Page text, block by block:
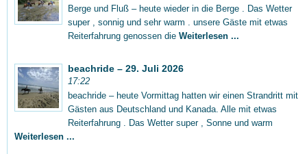
Berge und Fluß – heute wieder in die Berge . Das Wetter
super , sonnig und sehr warm . unsere Gäste mit etwas
Reiterfahrung genossen die Weiterlesen ...
beachride – 29. Juli 2026
17:22
beachride – heute Vormittag hatten wir einen Strandritt mit
Gästen aus Deutschland und Kanada. Alle mit etwas
Reiterfahrung . Das Wetter super , Sonne und warm
Weiterlesen ...